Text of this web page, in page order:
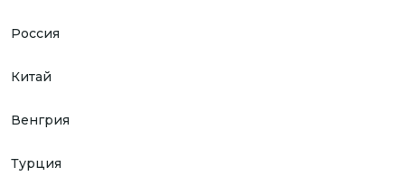
Россия
Китай
Венгрия
Турция